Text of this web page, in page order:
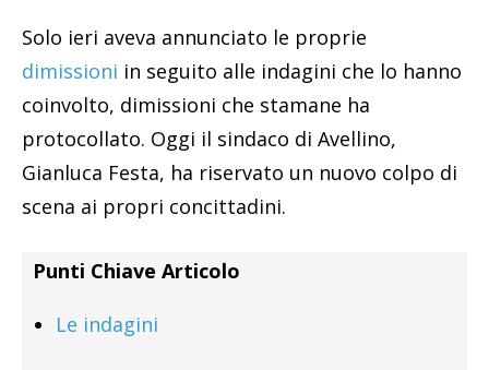
Solo ieri aveva annunciato le proprie
dimissioni in seguito alle indagini che lo hanno
coinvolto, dimissioni che stamane ha
protocollato. Oggi il sindaco di Avellino,
Gianluca Festa, ha riservato un nuovo colpo di
scena ai propri concittadini.
Punti Chiave Articolo
Le indagini